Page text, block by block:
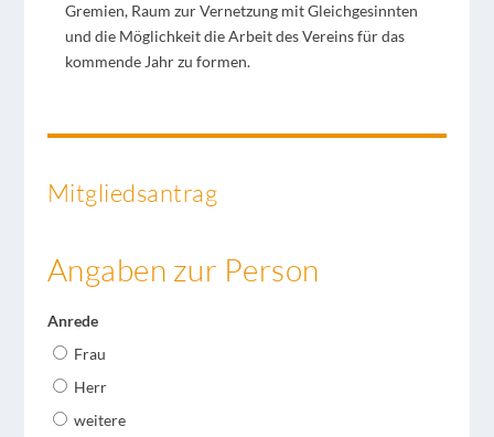
Gremien, Raum zur Vernetzung mit Gleichgesinnten
und die Möglichkeit die Arbeit des Vereins für das
kommende Jahr zu formen.
Mitgliedsantrag
Angaben zur Person
Anrede
Frau
Herr
weitere